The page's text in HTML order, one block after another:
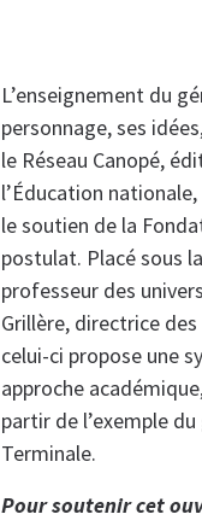
L’enseignement du
personnage, ses
le Réseau Canopé,
l’Éducation
le soutien de la
postulat. Placé sous
professeur des
Grillère, directrice
celui-ci propose une
approche
partir de l’exemple
Terminale.
Pour soutenir cet